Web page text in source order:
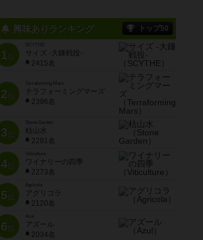
興味ありランキング トップ50
1位
SCYTHE
サイズ -大鎌戦役-
2415名
2位
Terraforming Mars
テラフォーミングマーズ
2396名
3位
Stone Garden
枯山水
2281名
4位
Viticulture
ワイナリーの四季
2273名
5位
Agricola
アグリコラ
2120名
6位
Azul
アズール
2034名